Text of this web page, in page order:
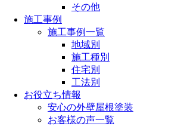
その他
施工事例
施工事例一覧
地域別
施工種別
住宅別
工法別
お役立ち情報
安心の外壁屋根塗装
お客様の声一覧